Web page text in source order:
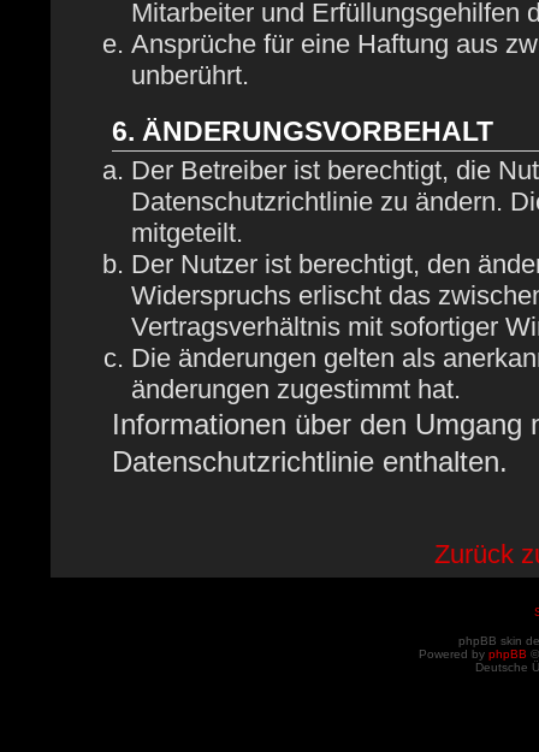
Mitarbeiter und Erfüllungsgehilfen
Ansprüche für eine Haftung aus
unberührt.
6. ÄNDERUNGSVORBEHALT
Der Betreiber ist berechtigt, die
Datenschutzrichtlinie zu ändern.
mitgeteilt.
Der Nutzer ist berechtigt, den
Widerspruchs erlischt das
Vertragsverhältnis mit sofortiger
Die änderungen gelten als
änderungen zugestimmt hat.
Informationen über den Umgang
Datenschutzrichtlinie enthalten.
Zurück
phpBB skin
Powered by phpBB
Deutsche